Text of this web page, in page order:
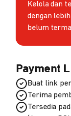
Kelola dan
dengan
belum
Payment
Buat link
Terima
Tersedia